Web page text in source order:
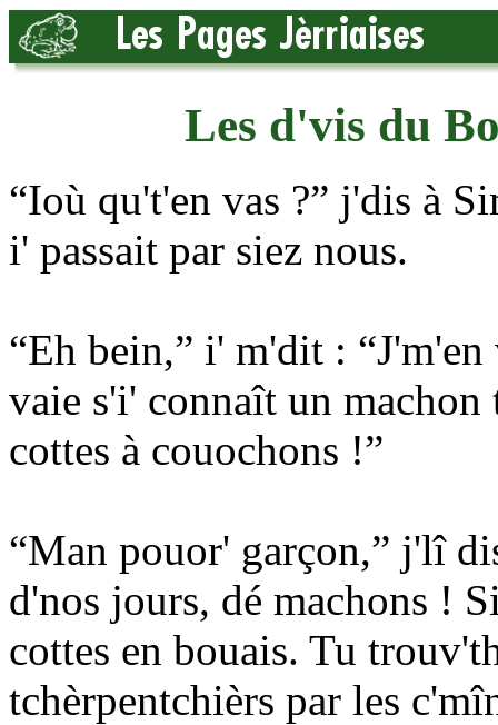
Les d'vis du
“Ioù qu't'en vas ?” j'dis à
i' passait par siez nous.
“Eh bein,” i' m'dit :
vaie s'i' connaît un
cottes à couochons !”
“Man pouor' garçon,” j'lî
d'nos jours, dé machons !
cottes en bouais. Tu
tchèrpentchièrs par les